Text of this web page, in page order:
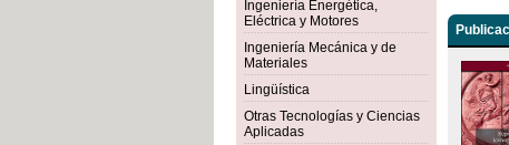
Ingeniería Energética,
Eléctrica y Motores
Ingeniería Mecánica y de
Materiales
Lingüística
Otras Tecnologías y Ciencias
Aplicadas